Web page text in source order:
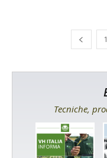
1
Tecniche,